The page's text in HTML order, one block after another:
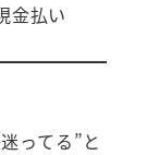
金払い
ってる”と